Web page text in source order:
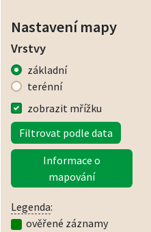
Nastavení mapy
Vrstvy
základní
terénní
zobrazit mřížku
Filtrovat podle data
Informace o
mapování
Legenda:
ověřené záznamy